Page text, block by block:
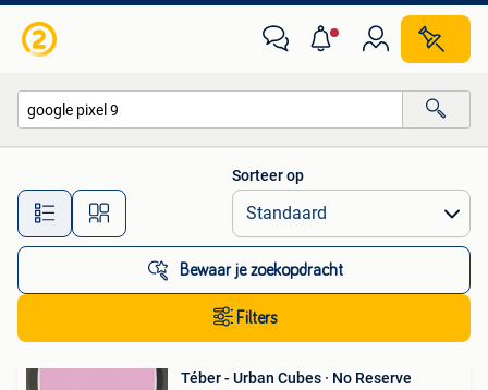
Alle afstanden…
Sorteer op
Bewaar je zoekopdracht
Filters
Téber - Urban Cubes · No Reserve